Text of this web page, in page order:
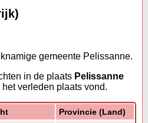
gemeente Pelissanne.
in de plaats Pelissanne
verleden plaats vond.
Provincie (Land)